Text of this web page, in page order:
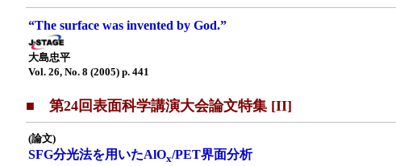
“The surface was invented by God.”
大島忠平
Vol. 26, No. 8 (2005) p. 441
■ 第24回表面科学講演大会論文特集 [II]
(論文)
SFG分光法を用いたAlOx/PET界面分析